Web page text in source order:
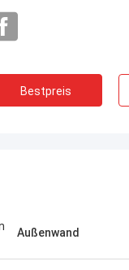
Bestpreis
Außenwand